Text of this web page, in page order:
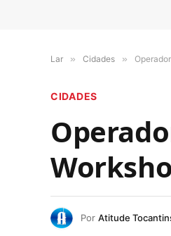
Lar » Cidades »
CIDADES
Por Atitude